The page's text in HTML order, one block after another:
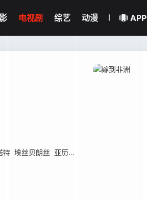
电视剧 综艺 动漫 APP
特 埃丝贝朗丝 亚历山大·吉尼福